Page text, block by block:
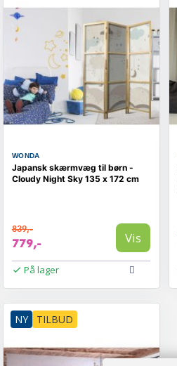
WONDA
Japansk skærmvæg til børn -
Cloudy Night Sky 135 x 172 cm
839,-
779,- Vis
På lager
NY TILBUD